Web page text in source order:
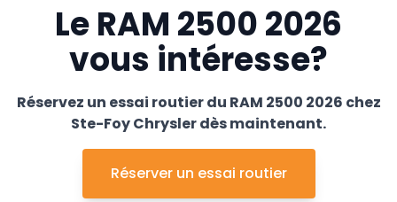
Le RAM 2500 2026
vous intéresse?
Réservez un essai routier du RAM 2500 2026 chez
Ste-Foy Chrysler dès maintenant.
Réserver un essai routier